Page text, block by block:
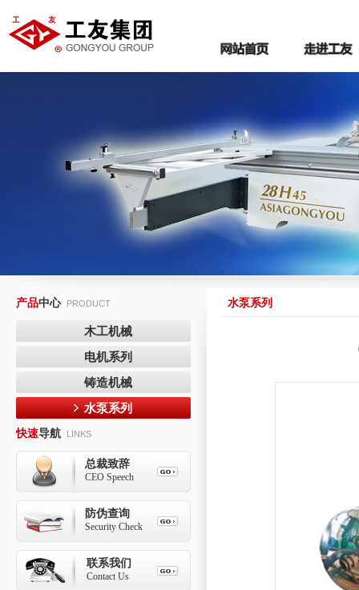
产品中心 PRODUCT
木工机械
电机系列
铸造机械
水泵系列
快速导航 LINKS
总裁致辞
CEO Speech
防伪查询
Security Check
联系我们
Contact Us
水泵系列